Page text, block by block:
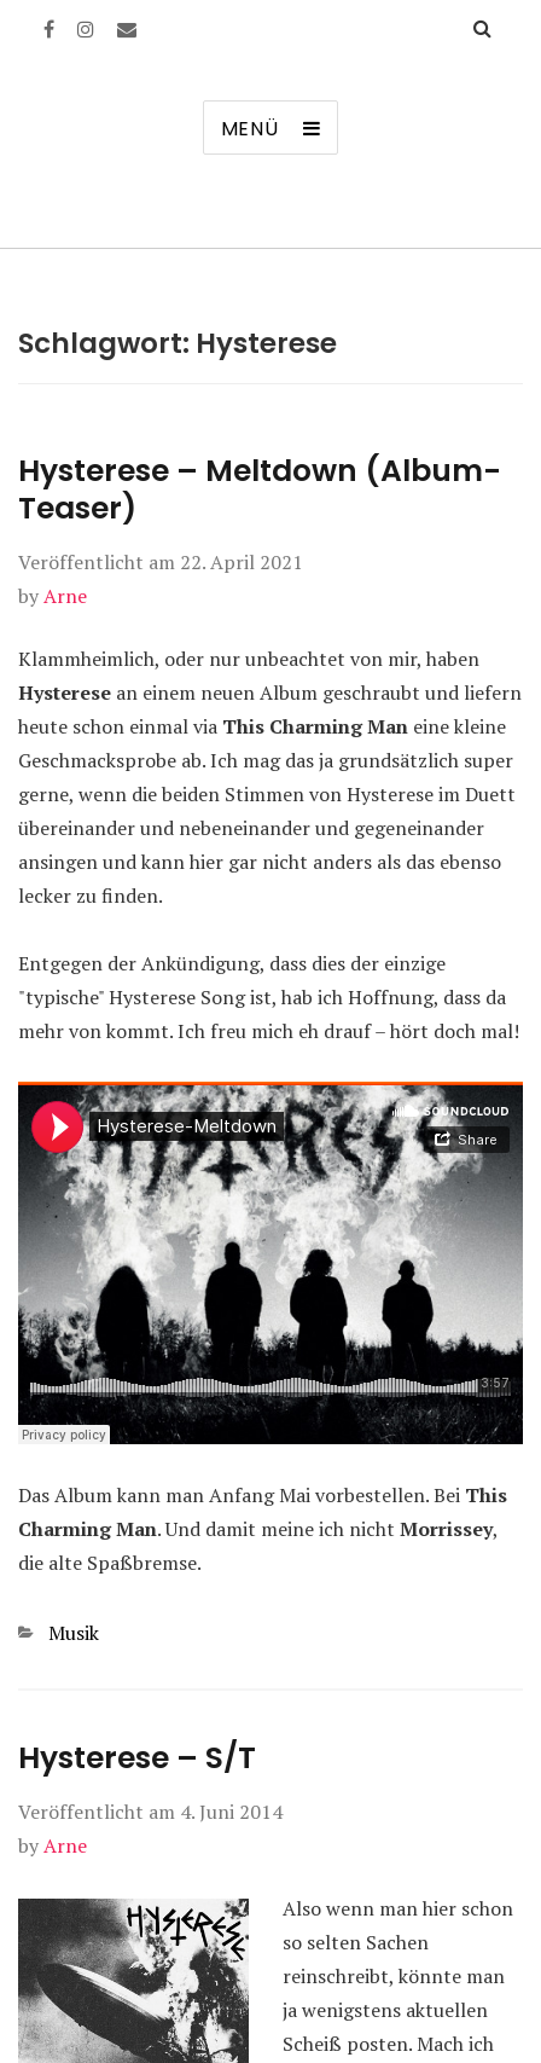
MENÜ
Schlagwort: Hysterese
Hysterese – Meltdown (Album-
Teaser)
Veröffentlicht am 22. April 2021
byArne
Klammheimlich, oder nur unbeachtet von mir, haben
Hysterese an einem neuen Album geschraubt und liefern
heute schon einmal via This Charming Man eine kleine
Geschmacksprobe ab. Ich mag das ja grundsätzlich super
gerne, wenn die beiden Stimmen von Hysterese im Duett
übereinander und nebeneinander und gegeneinander
ansingen und kann hier gar nicht anders als das ebenso
lecker zu finden.
Entgegen der Ankündigung, dass dies der einzige
"typische" Hysterese Song ist, hab ich Hoffnung, dass da
mehr von kommt. Ich freu mich eh drauf – hört doch mal!
Das Album kann man Anfang Mai vorbestellen. Bei This
Charming Man. Und damit meine ich nicht Morrissey,
die alte Spaßbremse.
Kategorien
Musik
Hysterese – S/T
Veröffentlicht am 4. Juni 2014
byArne
Also wenn man hier schon
so selten Sachen
reinschreibt, könnte man
ja wenigstens aktuellen
Scheiß posten. Mach ich